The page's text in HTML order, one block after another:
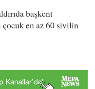
başkent
çocuk en az 60 sivilin